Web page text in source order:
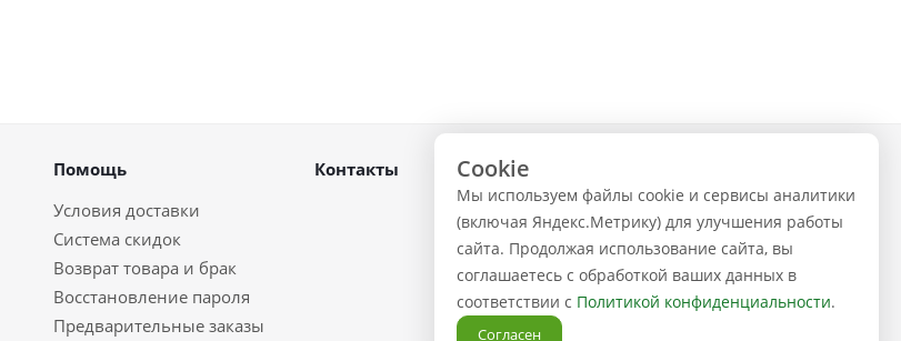
Помощь
Условия доставки
Система скидок
Возврат товара и брак
Восстановление пароля
Предварительные заказы
Контакты
ЗАКАЗАТЬ ЗВОНОК
Cookie
Мы используем файлы cookie и сервисы аналитики
(включая Яндекс.Метрику) для улучшения работы
сайта. Продолжая использование сайта, вы
соглашаетесь с обработкой ваших данных в
соответствии с Политикой конфиденциальности.
Согласен